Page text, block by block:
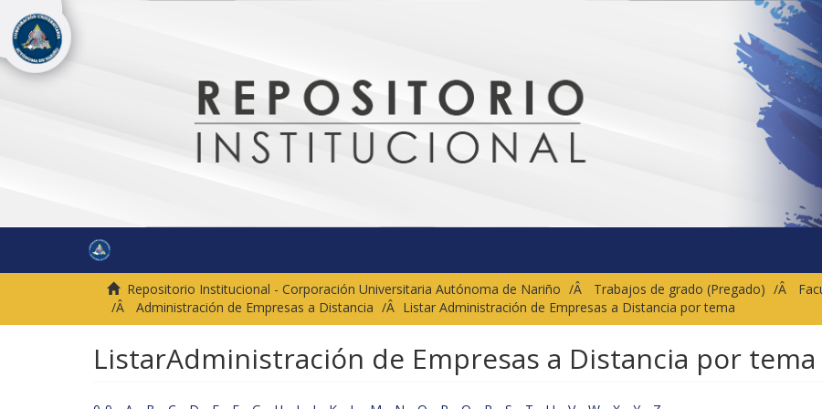
Repositorio Institucional - Corporación Universitaria Autónoma de Nariño Trabajos de grado (Pregado)
Administración de Empresas a Distancia
Listar Administración de Empresas a Distancia por tema
ListarAdministración de Empresas a Distancia por tema